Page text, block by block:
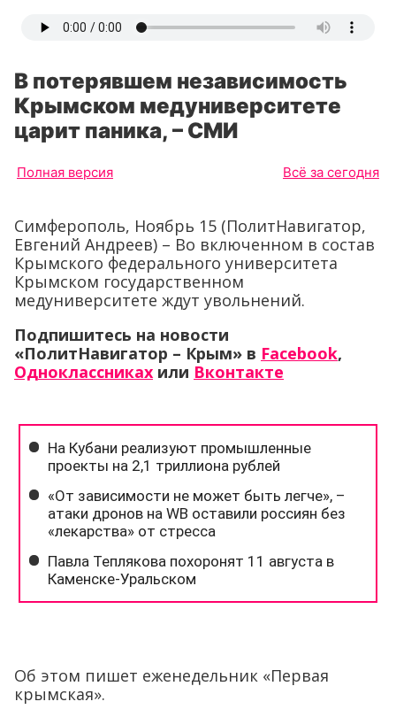
В потерявшем независимость
Крымском медуниверситете
царит паника, – СМИ
Полная версия Всё за сегодня
Симферополь, Ноябрь 15 (ПолитНавигатор,
Евгений Андреев) – Во включенном в состав
Крымского федерального университета
Крымском государственном
медуниверситете ждут увольнений.
Подпишитесь на новости
«ПолитНавигатор – Крым» в Facebook,
Одноклассниках или Вконтакте
Об этом пишет еженедельник «Первая
крымская».